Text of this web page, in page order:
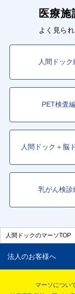
医療
よく見ら
人間ドック
PET検査
人間ドック＋脳
乳がん検診
人間ドックのマーソTOP
法人のお客様へ
マーソについ